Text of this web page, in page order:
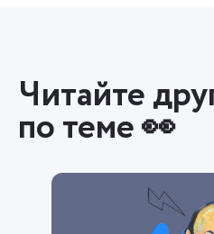
Читайте
по теме 👀